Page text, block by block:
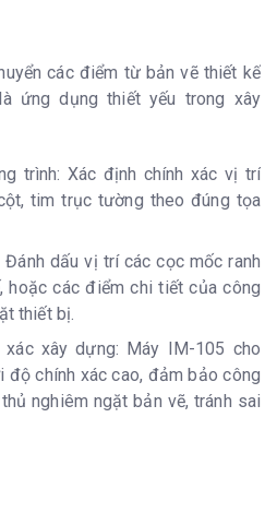
các điểm từ bản vẽ thiết kế
ứng dụng thiết yếu trong xây
trình: Xác định chính xác vị trí
tim trục tường theo đúng tọa
dấu vị trí các cọc mốc ranh
hoặc các điểm chi tiết của công
thiết bị.
xây dựng: Máy IM-105 cho
chính xác cao, đảm bảo công
nghiêm ngặt bản vẽ, tránh sai